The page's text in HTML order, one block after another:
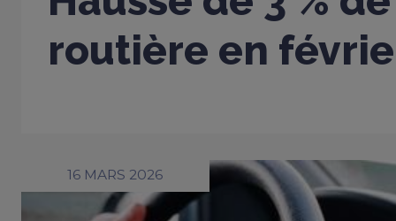
routière en
16 MARS 2026